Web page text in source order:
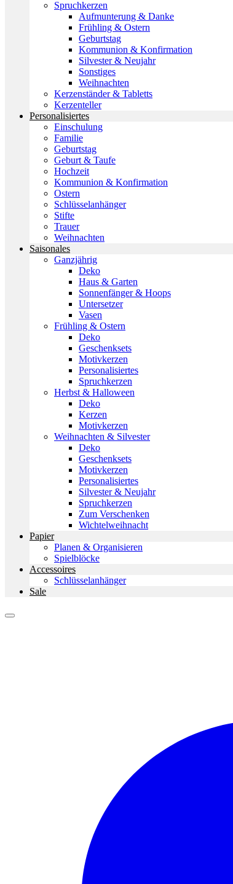
Spruchkerzen
Aufmunterung & Danke
Frühling & Ostern
Geburtstag
Kommunion & Konfirmation
Silvester & Neujahr
Sonstiges
Weihnachten
Kerzenständer & Tabletts
Kerzenteller
Personalisiertes
Einschulung
Familie
Geburtstag
Geburt & Taufe
Hochzeit
Kommunion & Konfirmation
Ostern
Schlüsselanhänger
Stifte
Trauer
Weihnachten
Saisonales
Ganzjährig
Deko
Haus & Garten
Sonnenfänger & Hoops
Untersetzer
Vasen
Frühling & Ostern
Deko
Geschenksets
Motivkerzen
Personalisiertes
Spruchkerzen
Herbst & Halloween
Deko
Kerzen
Motivkerzen
Weihnachten & Silvester
Deko
Geschenksets
Motivkerzen
Personalisiertes
Silvester & Neujahr
Spruchkerzen
Zum Verschenken
Wichtelweihnacht
Papier
Planen & Organisieren
Spielblöcke
Accessoires
Schlüsselanhänger
Sale